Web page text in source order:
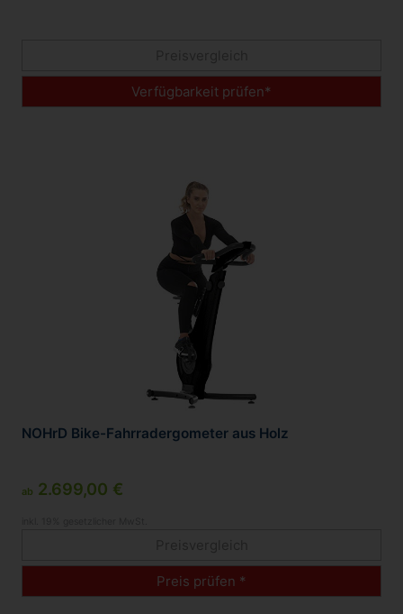
Verfügbarkeit prüfen*
NOHrD Bike-Fahrradergometer aus Holz
ab 2.699,00 €
Preis prüfen *